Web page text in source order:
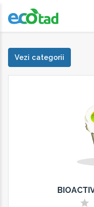
Vezi categorii